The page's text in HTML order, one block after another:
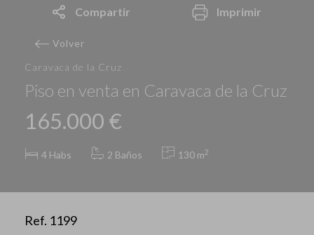
Compartir Imprimir
Volver
Caravaca de la Cruz
Piso en venta en Caravaca de la Cruz
165.000 €
4 Habs 2 Baños 130 m2
Ref. 1199